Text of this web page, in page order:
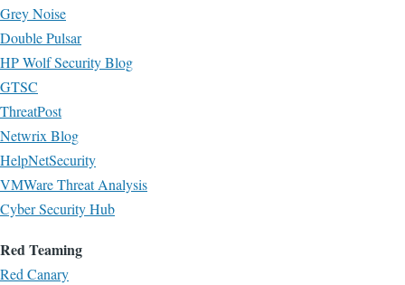
Grey Noise
Double Pulsar
HP Wolf Security Blog
GTSC
ThreatPost
Netwrix Blog
HelpNetSecurity
VMWare Threat Analysis
Cyber Security Hub
Red Teaming
Red Canary